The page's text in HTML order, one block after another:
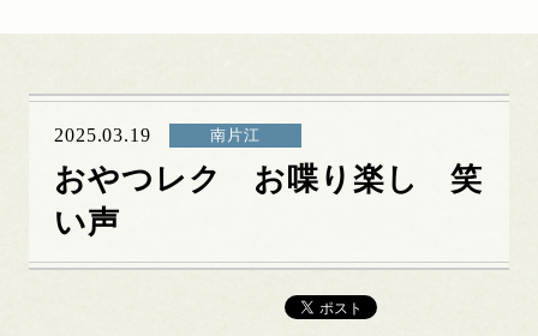
2025.03.19 南片江
おやつレク お喋り楽し 笑
い声